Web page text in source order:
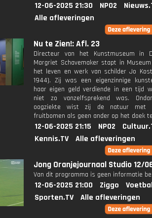
12-06-2025 21:30 NPO2
Alle afleveringen
Nu te Zien!: Afl. 23
Directeur van het Kunstmuseum in
Margriet Schavemaker stapt in
het leven en werk van schilder Jo
1944). Zij was een eigenzinnige
haar eigen geld verdiende in een tijd
niet zo vanzelfsprekend was.
oogziekte wist zij de natuur met
fruitbomen als geen ander op het doek
12-06-2025 21:15 NPO2
Kennis.TV
Alle afleveringen
Jong Oranjejournaal Studio 12/
Van dit programma is geen informatie
12-06-2025 21:00 Ziggo
Sporten.TV
Alle afleveringen